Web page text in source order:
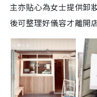
主亦貼心為女士提供卸
後可整理好儀容才離開